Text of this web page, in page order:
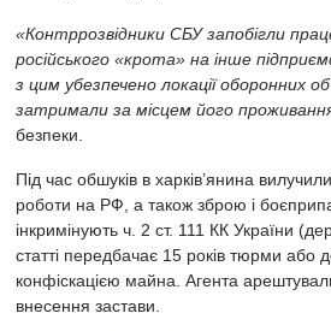
«Контррозвідники СБУ запобігли
російського «крота» на інше
з цим убезпечено локації оборонних
затримали за місцем його
безпеки.
Під час обшуків в харків’янина
роботи на РФ, а також зброю і
інкримінують ч. 2 ст. 111 КК України
статті передбачає 15 років тюрми або
конфіскацією майна. Агента
внесення застави.